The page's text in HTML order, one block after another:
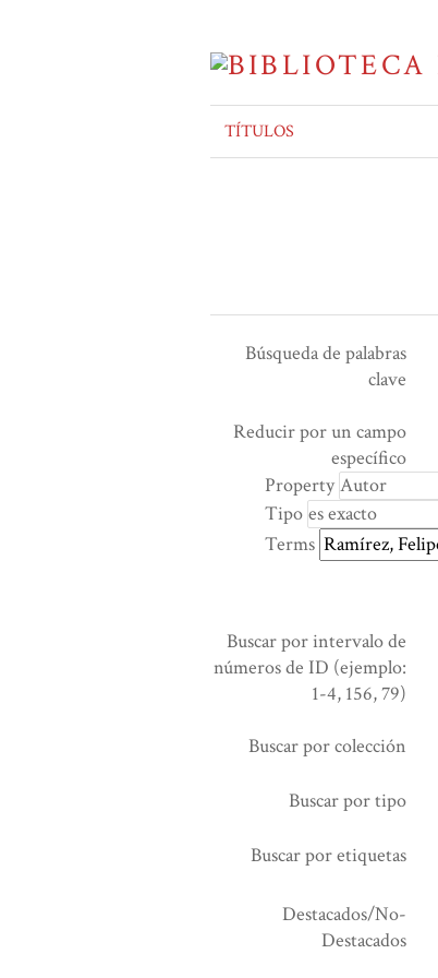
TÍTULOS
Búsqueda de palabras
clave
campo
específico":
Reducir por un campo
específico
Search Property
Tipo de búsqueda
Términos de búsqueda
Ensamblador de Búsqueda
Property
Tipo
Terms
Buscar por intervalo de
números de ID (ejemplo:
1-4, 156, 79)
Buscar por colección
Buscar por tipo
Buscar por etiquetas
Destacados/No-
Destacados